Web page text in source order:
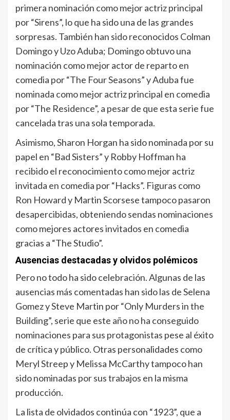
primera nominación como mejor actriz principal
por “Sirens”, lo que ha sido una de las grandes
sorpresas. También han sido reconocidos Colman
Domingo y Uzo Aduba; Domingo obtuvo una
nominación como mejor actor de reparto en
comedia por “The Four Seasons” y Aduba fue
nominada como mejor actriz principal en comedia
por “The Residence”, a pesar de que esta serie fue
cancelada tras una sola temporada.
Asimismo, Sharon Horgan ha sido nominada por su
papel en “Bad Sisters” y Robby Hoffman ha
recibido el reconocimiento como mejor actriz
invitada en comedia por “Hacks”. Figuras como
Ron Howard y Martin Scorsese tampoco pasaron
desapercibidas, obteniendo sendas nominaciones
como mejores actores invitados en comedia
gracias a “The Studio”.
Ausencias destacadas y olvidos polémicos
Pero no todo ha sido celebración. Algunas de las
ausencias más comentadas han sido las de Selena
Gomez y Steve Martin por “Only Murders in the
Building”, serie que este año no ha conseguido
nominaciones para sus protagonistas pese al éxito
de crítica y público. Otras personalidades como
Meryl Streep y Melissa McCarthy tampoco han
sido nominadas por sus trabajos en la misma
producción.
La lista de olvidados continúa con “1923”, que a